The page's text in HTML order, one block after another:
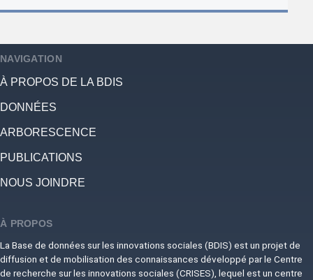
NAVIGATION
À PROPOS DE LA BDIS
DONNÉES
ARBORESCENCE
PUBLICATIONS
NOUS JOINDRE
À PROPOS
La Base de données sur les innovations sociales (BDIS) est un projet de
diffusion et de mobilisation des connaissances développé par le Centre
de recherche sur les innovations sociales (CRISES), lequel est un centre